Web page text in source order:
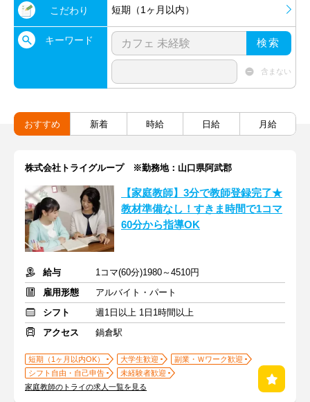
こだわり 短期（1ヶ月以内）
キーワード 検索
含まない
おすすめ 新着 時給 日給 月給
株式会社トライグループ ※勤務地：山口県阿武郡
【家庭教師】3分で教師登録完了★
教材準備なし！すきま時間で1コマ
60分から指導OK
給与
1コマ(60分)1980～4510円
雇用形態
アルバイト・パート
シフト
週1日以上 1日1時間以上
アクセス
鍋倉駅
短期（1ヶ月以内OK） 大学生歓迎
副業・Ｗワーク歓迎
シフト自由・自己申告
未経験者歓迎
家庭教師のトライの求人一覧を見る